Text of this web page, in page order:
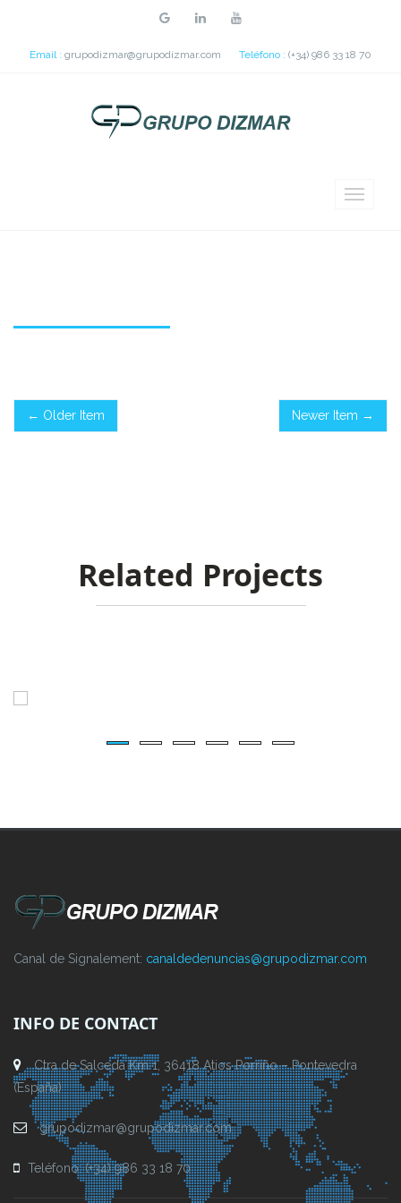
Email : grupodizmar@grupodizmar.com Teléfono : (+34) 986 33 18 70
← Older Item Newer Item →
Related Projects
Canal de Signalement: canaldedenuncias@grupodizmar.com
INFO DE CONTACT
Ctra de Salceda Km 1, 36418 Atios Porriño – Pontevedra
(España)
grupodizmar@grupodizmar.com
Teléfono: (+34) 986 33 18 70